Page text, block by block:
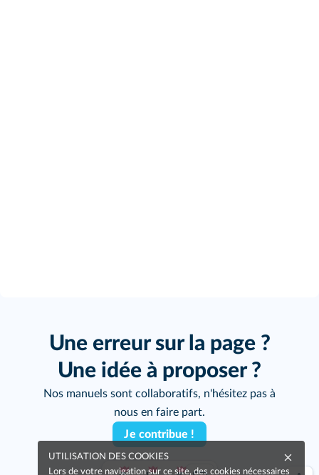
Une erreur sur la page ?
Une idée à proposer ?
Nos manuels sont collaboratifs, n'hésitez pas à
nous en faire part.
Je contribue !
UTILISATION DES COOKIES
Lors de votre navigation sur ce site, des cookies nécessaires